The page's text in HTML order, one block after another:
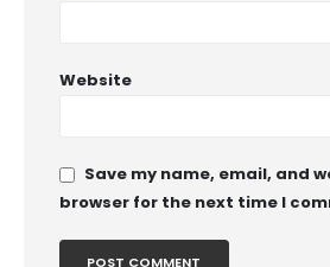
Website
Save my name, email, and
browser for the next time I